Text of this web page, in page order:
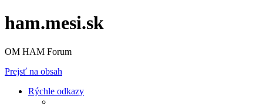
ham.mesi.sk
OM HAM Forum
Prejsť na obsah
Rýchle odkazy